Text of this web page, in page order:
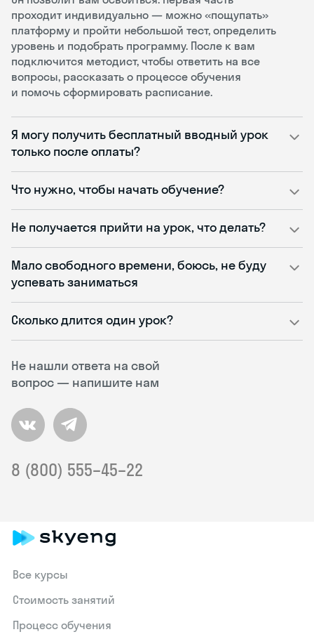
Не нашли ответа на свой
вопрос — напишите нам
8 (800) 555–45–22
проходит индивидуально — можно «пощупать»
платформу и пройти небольшой тест, определить
уровень и подобрать программу. После к вам
подключится методист, чтобы ответить на все
вопросы, рассказать о процессе обучения
и помочь сформировать расписание.
Я могу получить бесплатный вводный урок
только после оплаты?
Что нужно, чтобы начать обучение?
Не получается прийти на урок, что делать?
Мало свободного времени, боюсь, не буду
успевать заниматься
Сколько длится один урок?
Все курсы
Стоимость занятий
Процесс обучения